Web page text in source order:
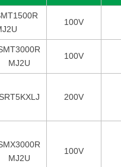
100V
MJ2U
100V
SRT5KXLJ 200V
MJ2U
100V